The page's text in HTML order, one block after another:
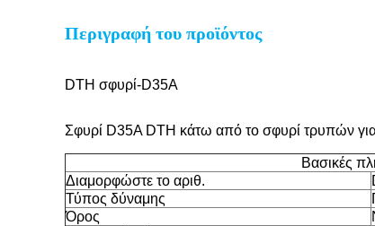
Περιγραφή του προϊόντος
DTH σφυρί-D35A
Σφυρί D35A DTH κάτω από το σφυρί τρυπών
Βασικές
Διαμορφώστε το αριθ.
Τύπος δύναμης
Όρος